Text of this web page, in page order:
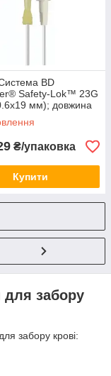
BD
Safety-Lok™ 23G
мм); довжина
12"(305мм) (50шт)
₴/упаковка
Купити
для забору
забору крові: